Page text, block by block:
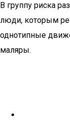
В группу риска
люди, которым
однотипные
маляры.